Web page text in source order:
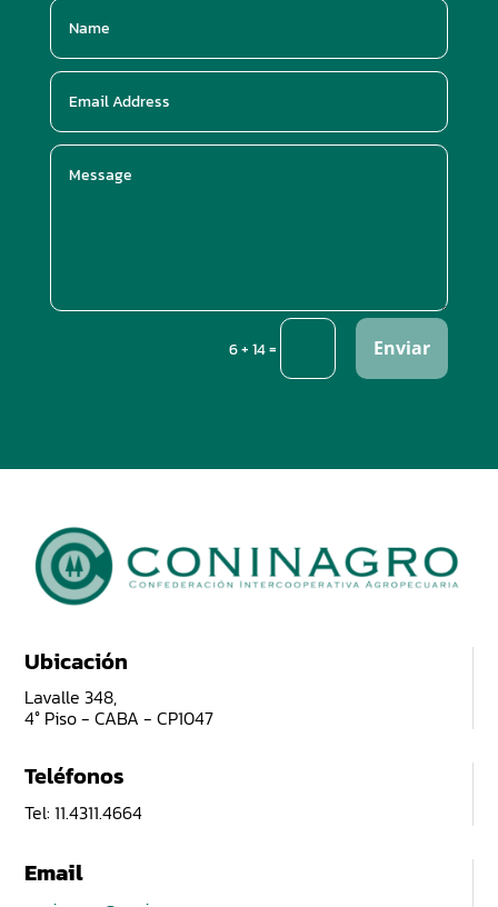
6 + 14= Enviar
Ubicación
Lavalle 348,
4° Piso - CABA - CP1047
Teléfonos
Tel: 11.4311.4664
Email